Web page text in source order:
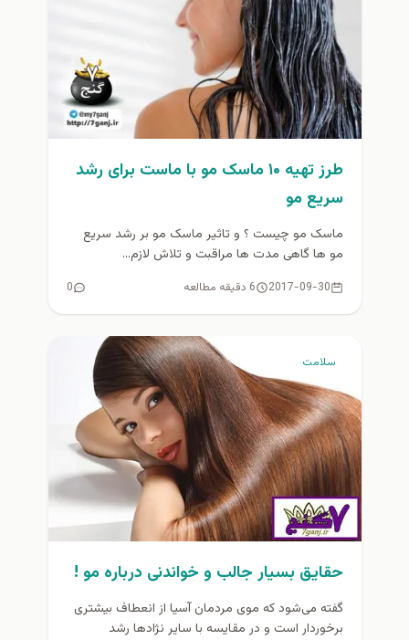
طرز تهیه ۱۰ ماسک مو با ماست برای رشد
سریع مو
ماسک مو چیست ؟ و تاثیر ماسک مو بر رشد سریع
مو ها گاهی مدت ها مراقبت و تلاش لازم...
2017-09-30 6 دقیقه مطالعه 0
سلامت
حقایق بسیار جالب و خواندنی درباره مو !
گفته می‌شود که موی مردمان آسیا از انعطاف بیشتری
برخوردار است و در مقایسه با سایر نژادها رشد